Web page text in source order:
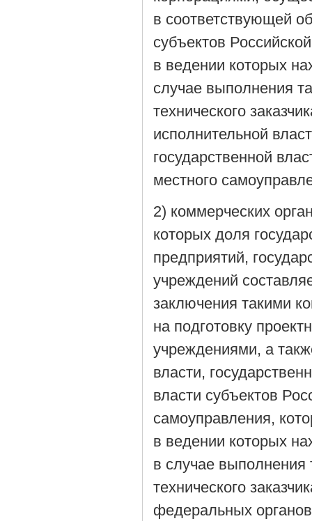
в соответствующей
субъектов
в ведении которых
случае выполнения
технического
исполнительной
государственной
местного
2) коммерческих
которых доля
предприятий,
учреждений
заключения такими
на подготовку
учреждениями, а
власти,
власти субъектов
самоуправления,
в ведении которых
в случае
технического
федеральных